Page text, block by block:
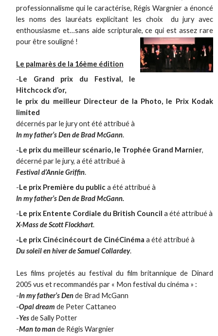
professionnalisme qui le caractérise, Régis Wargnier a énoncé
les noms des lauréats explicitant les choix du jury avec
enthousiasme et…sans aide scripturale, ce qui est assez rare
pour être souligné !
Le palmarès de la 16ème édition
-Le Grand prix du Festival, le
Hitchcock d’or,
le prix du meilleur Directeur de la Photo, le Prix Kodak
limited
décernés par le jury ont été attribué à
In my father’s Den de Brad McGann.
-Le prix du meilleur scénario, le Trophée Grand Marnier,
décerné par le jury, a été attribué à
Festival d’Annie Griffin.
-Le prix Première du publica été attribué à
In my father’s Den de Brad McGann.
-Le prix Entente Cordiale du British Council a été attribué à
X-Mass de Scott Flockhart.
-Le prix Cinécinécourt de CinéCinéma a été attribué à
Du soleil en hiver de Samuel Collardey.
Les films projetés au festival du film britannique de Dinard
2005 vus et recommandés par « Mon festival du cinéma » :
-In my father’s Dende Brad McGann
-Opal dream de Peter Cattaneo
-Yesde Sally Potter
-Man to mande Régis Wargnier